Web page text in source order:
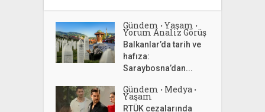
Gündem • Yaşam •
Yorum Analiz Görüş
Balkanlar’da tarih ve
hafıza:
Saraybosna’dan...
Gündem • Medya •
Yaşam
RTÜK cezalarında